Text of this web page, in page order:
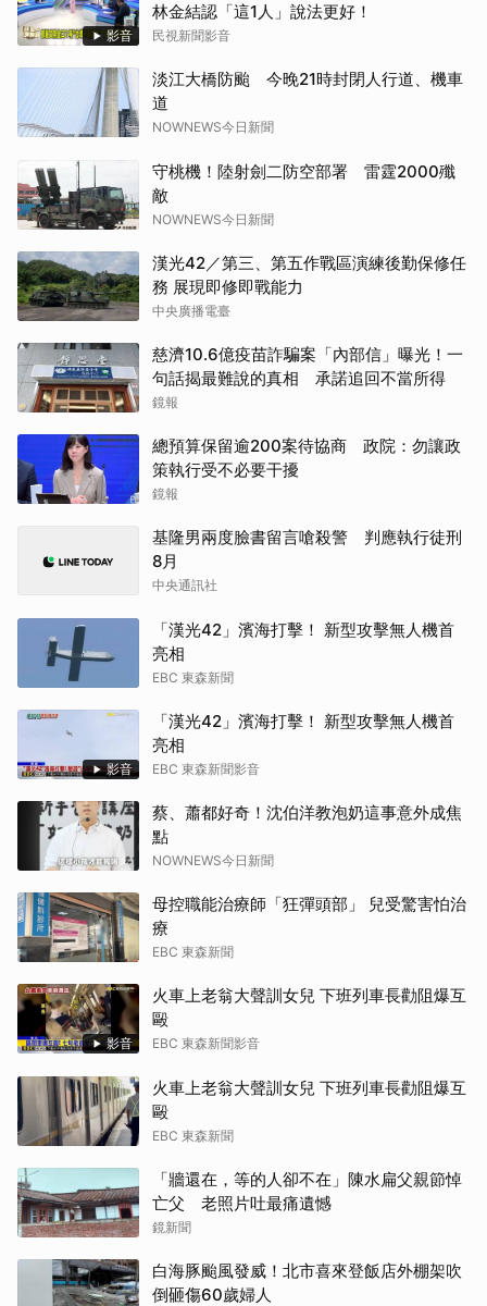
影音
林金結認「這1人」說法更好！
民視新聞影音
淡江大橋防颱 今晚21時封閉人行道、機車
道
NOWNEWS今日新聞
守桃機！陸射劍二防空部署 雷霆2000殲
敵
NOWNEWS今日新聞
漢光42／第三、第五作戰區演練後勤保修任
務 展現即修即戰能力
中央廣播電臺
慈濟10.6億疫苗詐騙案「內部信」曝光！一
句話揭最難說的真相 承諾追回不當所得
鏡報
總預算保留逾200案待協商 政院：勿讓政
策執行受不必要干擾
鏡報
基隆男兩度臉書留言嗆殺警 判應執行徒刑
8月
中央通訊社
「漢光42」濱海打擊！ 新型攻擊無人機首
亮相
EBC 東森新聞
影音
「漢光42」濱海打擊！ 新型攻擊無人機首
亮相
EBC 東森新聞影音
蔡、蕭都好奇！沈伯洋教泡奶這事意外成焦
點
NOWNEWS今日新聞
母控職能治療師「狂彈頭部」 兒受驚害怕治
療
EBC 東森新聞
影音
火車上老翁大聲訓女兒 下班列車長勸阻爆互
毆
EBC 東森新聞影音
火車上老翁大聲訓女兒 下班列車長勸阻爆互
毆
EBC 東森新聞
「牆還在，等的人卻不在」陳水扁父親節悼
亡父 老照片吐最痛遺憾
鏡新聞
白海豚颱風發威！北市喜來登飯店外棚架吹
倒砸傷60歲婦人